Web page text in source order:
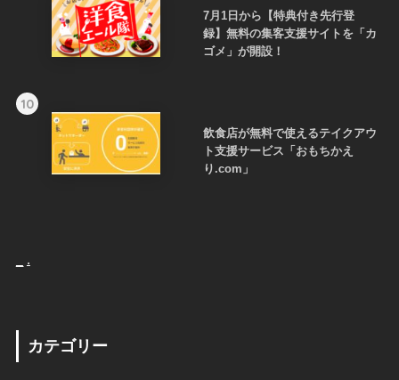
7月1日から【特典付き先行登
録】無料の集客支援サイトを「カ
ゴメ」が開設！
10
飲食店が無料で使えるテイクアウ
ト支援サービス「おもちかえ
り.com」
.
カテゴリー